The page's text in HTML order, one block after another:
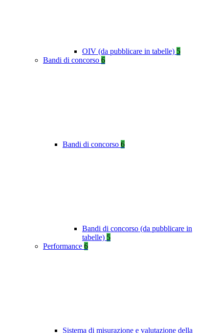
OIV (da pubblicare in tabelle) 5
Bandi di concorso 6
Bandi di concorso 6
Bandi di concorso (da pubblicare in
tabelle) 5
Performance 6
Sistema di misurazione e valutazione della